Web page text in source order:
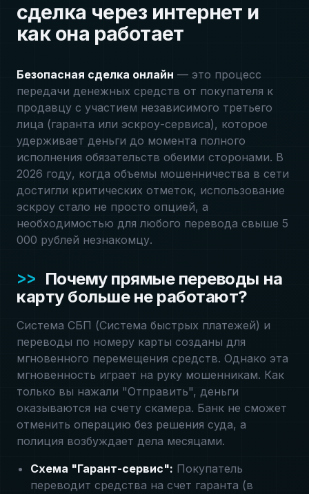
сделка через интернет и
как она работает
Безопасная сделка онлайн — это процесс
передачи денежных средств от покупателя к
продавцу с участием независимого третьего
лица (гаранта или эскроу-сервиса), которое
удерживает деньги до момента полного
исполнения обязательств обеими сторонами. В
2026 году, когда объемы мошенничества в сети
достигли критических отметок, использование
эскроу стало не просто опцией, а
необходимостью для любого перевода свыше 5
000 рублей незнакомцу.
Почему прямые переводы на
карту больше не работают?
Система СБП (Система быстрых платежей) и
переводы по номеру карты созданы для
мгновенного перемещения средств. Однако эта
мгновенность играет на руку мошенникам. Как
только вы нажали "Отправить", деньги
оказываются на счету скамера. Банк не сможет
отменить операцию без решения суда, а
полиция возбуждает дела месяцами.
Схема "Гарант-сервис": Покупатель
переводит средства на счет гаранта (в